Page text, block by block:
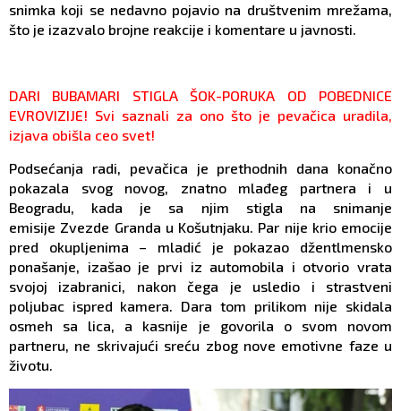
snimka koji se nedavno pojavio na društvenim mrežama,
što je izazvalo brojne reakcije i komentare u javnosti.
DARI BUBAMARI STIGLA ŠOK-PORUKA OD POBEDNICE
EVROVIZIJE! Svi saznali za ono što je pevačica uradila,
izjava obišla ceo svet!
Podsećanja radi, pevačica je prethodnih dana konačno
pokazala svog novog, znatno mlađeg partnera i u
Beogradu, kada je sa njim stigla na snimanje
emisije Zvezde Granda u Košutnjaku. Par nije krio emocije
pred okupljenima – mladić je pokazao džentlmensko
ponašanje, izašao je prvi iz automobila i otvorio vrata
svojoj izabranici, nakon čega je usledio i strastveni
poljubac ispred kamera. Dara tom prilikom nije skidala
osmeh sa lica, a kasnije je govorila o svom novom
partneru, ne skrivajući sreću zbog nove emotivne faze u
životu.